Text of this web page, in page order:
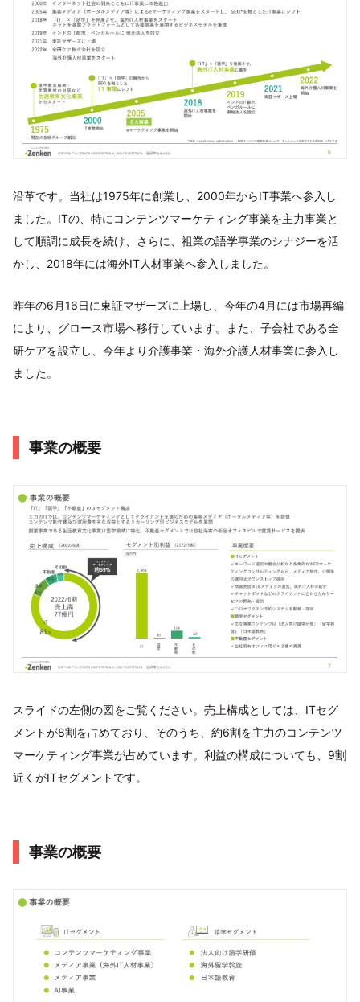
沿革です。当社は1975年に創業し、2000年からIT事業へ参入し
ました。ITの、特にコンテンツマーケティング事業を主力事業と
して順調に成⾧を続け、さらに、祖業の語学事業のシナジーを活
かし、2018年には海外IT人材事業へ参入しました。
昨年の6月16日に東証マザーズに上場し、今年の4月には市場再編
により、グロース市場へ移行しています。また、子会社である全
研ケアを設立し、今年より介護事業・海外介護人材事業に参入し
ました。
事業の概要
スライドの左側の図をご覧ください。売上構成としては、ITセグ
メントが8割を占めており、そのうち、約6割を主力のコンテンツ
マーケティング事業が占めています。利益の構成についても、9割
近くがITセグメントです。
事業の概要